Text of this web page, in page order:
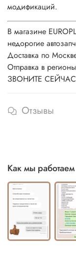
модификаций.
В магазине
недорогие
Доставка по
Отправка в
ЗВОНИТЕ
Отзывы
Как мы работаем